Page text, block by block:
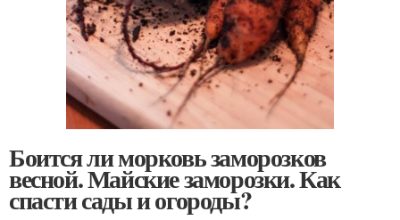
Боится ли морковь заморозков
весной. Майские заморозки. Как
спасти сады и огороды?